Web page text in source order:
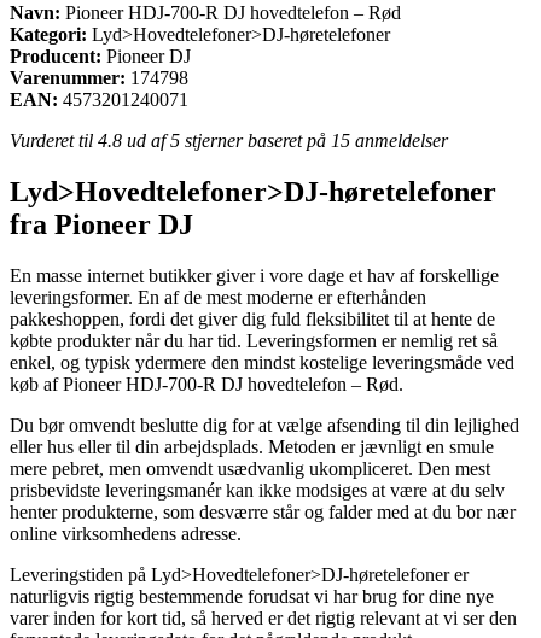
Navn: Pioneer HDJ-700-R DJ hovedtelefon – Rød
Kategori: Lyd>Hovedtelefoner>DJ-høretelefoner
Producent: Pioneer DJ
Varenummer: 174798
EAN: 4573201240071
Vurderet til 4.8 ud af 5 stjerner baseret på 15 anmeldelser
Lyd>Hovedtelefoner>DJ-høretelefoner
fra Pioneer DJ
En masse internet butikker giver i vore dage et hav af forskellige
leveringsformer. En af de mest moderne er efterhånden
pakkeshoppen, fordi det giver dig fuld fleksibilitet til at hente de
købte produkter når du har tid. Leveringsformen er nemlig ret så
enkel, og typisk ydermere den mindst kostelige leveringsmåde ved
køb af Pioneer HDJ-700-R DJ hovedtelefon – Rød.
Du bør omvendt beslutte dig for at vælge afsending til din lejlighed
eller hus eller til din arbejdsplads. Metoden er jævnligt en smule
mere pebret, men omvendt usædvanlig ukompliceret. Den mest
prisbevidste leveringsmanér kan ikke modsiges at være at du selv
henter produkterne, som desværre står og falder med at du bor nær
online virksomhedens adresse.
Leveringstiden på Lyd>Hovedtelefoner>DJ-høretelefoner er
naturligvis rigtig bestemmende forudsat vi har brug for dine nye
varer inden for kort tid, så herved er det rigtig relevant at vi ser den